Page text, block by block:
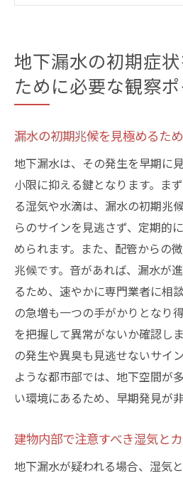
配管からの微細な音の
定期的な点検が地下漏
東京都足立区での地下漏水
重要性
緊急時に迅速に行動
漏水箇所を特定するた
専門業者への連絡と
性
緊急対応が建物の被
足立区での地下漏水
迅速対応が求められる
専門業者を選ぶ際に確認
重要性
過去の実績は信頼性の
実績を確認する際に注
口コミを利用した業者
地下漏水の初期症
ために必要な観察
漏水の初期兆候を見極めるた
地下漏水は、その発生を早期に
小限に抑える鍵となります。ま
る湿気や水滴は、漏水の初期兆
らのサインを見逃さず、定期的
められます。また、配管からの
兆候です。音があれば、漏水が
るため、速やかに専門業者に相
の急増も一つの手がかりとなり
を把握して異常がないか確認し
の発生や異臭も見逃せないサイ
ような都市部では、地下空間が
い環境にあるため、早期発見が
建物内部で注意すべき湿気と
地下漏水が疑われる場合、湿気